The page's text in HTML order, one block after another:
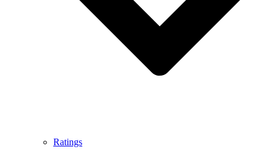
Ratings